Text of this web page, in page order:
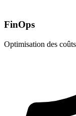
FinOps
Optimisation des